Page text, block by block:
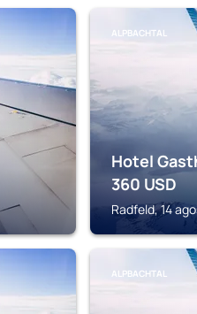
ALPBACHTAL
Hotel
360 USD
Radfeld, 14
ALPBACHTAL